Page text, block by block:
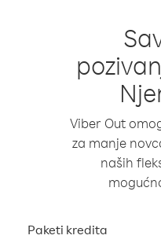
Viber Out
za manje
naših
Paketi kredita